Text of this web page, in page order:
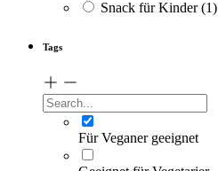
Snack für Kinder (1)
Tags
Für Veganer geeignet